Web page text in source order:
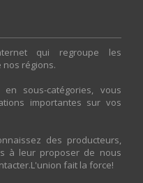
qui regroupe les
régions.
sous-catégories, vous
importantes sur vos
des producteurs,
à leur proposer de nous
fait la force!